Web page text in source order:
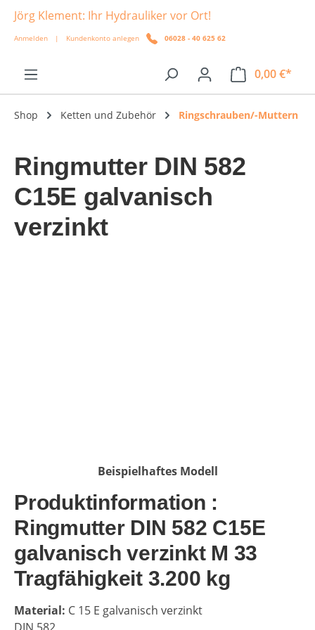
springen
Jörg Klement: Ihr Hydrauliker vor Ort!
Anmelden | Kundenkonto anlegen 06028 - 40 625 62
0,00 €*
Shop Ketten und Zubehör Ringschrauben/-Muttern
Ringmutter DIN 582
C15E galvanisch
verzinkt
Beispielhaftes Modell
Produktinformation :
Ringmutter DIN 582 C15E
galvanisch verzinkt M 33
Tragfähigkeit 3.200 kg
Material: C 15 E galvanisch verzinkt